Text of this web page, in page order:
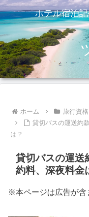
ホテル宿泊
ホーム 旅行資格
貸切バスの運送約
は？
貸切バスの運送
約料、深夜料金
※本ページは広告が含